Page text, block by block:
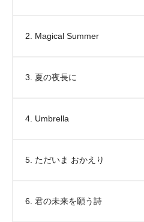
2. Magical Summer
3. 夏の夜長に
4. Umbrella
5. ただいま おかえり
6. 君の未来を願う詩